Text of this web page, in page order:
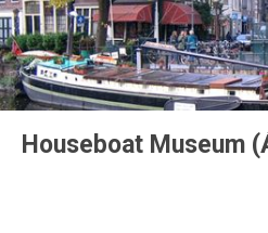
Houseboat Museum